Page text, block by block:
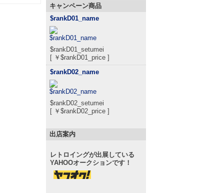
キャンペーン商品
$rankD01_name
$rankD01_setumei
[ ￥$rankD01_price ]
$rankD02_name
$rankD02_setumei
[ ￥$rankD02_price ]
出店案内
レトロイングが出展している
YAHOOオークションです！